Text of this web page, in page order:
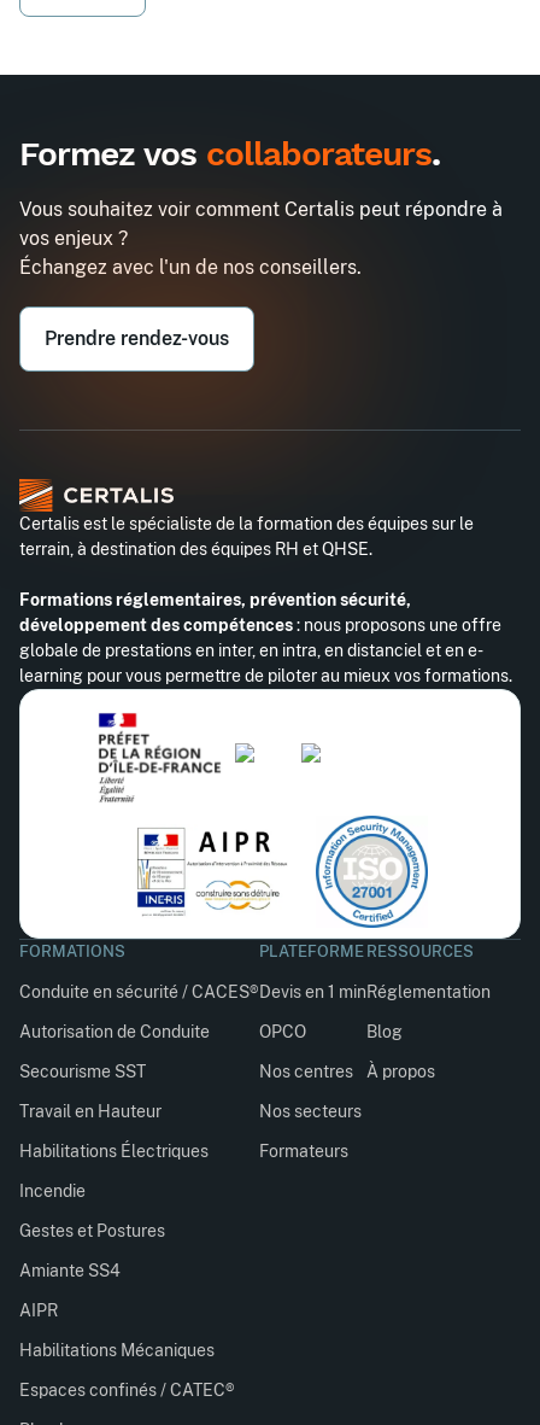
Formez vos collaborateurs.
Vous souhaitez voir comment Certalis peut répondre à
vos enjeux ?
Échangez avec l'un de nos conseillers.
Prendre rendez-vous
Certalis est le spécialiste de la formation des équipes sur le
terrain, à destination des équipes RH et QHSE.
Formations réglementaires, prévention sécurité,
développement des compétences: nous proposons une offre
globale de prestations en inter, en intra, en distanciel et en e-
learning pour vous permettre de piloter au mieux vos formations.
FORMATIONS
Conduite en sécurité / CACES®
Autorisation de Conduite
Secourisme SST
Travail en Hauteur
Habilitations Électriques
Incendie
Gestes et Postures
Amiante SS4
AIPR
Habilitations Mécaniques
Espaces confinés / CATEC®
PLATEFORME
Devis en 1 min
OPCO
Nos centres
Nos secteurs
Formateurs
RESSOURCES
Réglementation
Blog
À propos